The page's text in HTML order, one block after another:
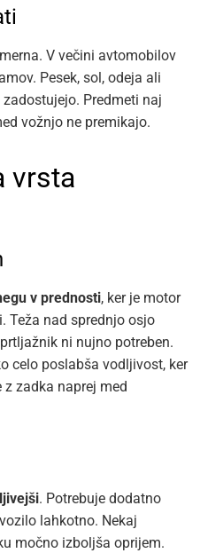
V večini avtomobilov
Pesek, sol, odeja ali
Predmeti naj
vožnjo ne premikajo.
vrsta
v prednosti, ker je motor
Teža nad sprednjo osjo
ni nujno potreben.
celo poslabša vodljivost, ker
z zadka naprej med
. Potrebuje dodatno
lahkotno. Nekaj
močno izboljša oprijem.